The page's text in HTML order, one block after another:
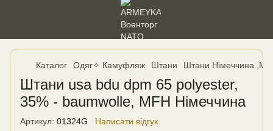
Каталог Одяг✧ Камуфляж Штани Штани Німеччина
Штани usa bdu dpm 65 polyester,
35% - baumwolle, MFH Німеччина
Артикул: 01324G Написати відгук